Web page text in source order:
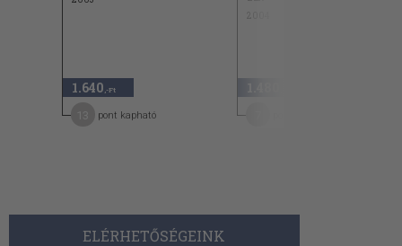
1.640 ,-Ft
pont kapható
2004
ELÉRHETŐSÉGEINK